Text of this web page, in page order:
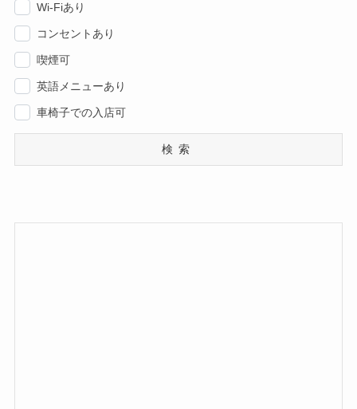
Wi-Fiあり
コンセントあり
喫煙可
英語メニューあり
車椅子での入店可
検索